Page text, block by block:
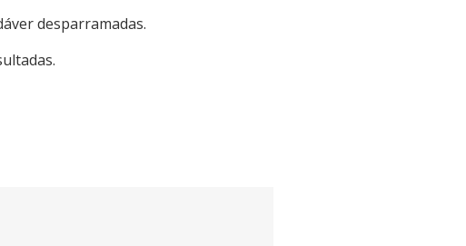
desparramadas.